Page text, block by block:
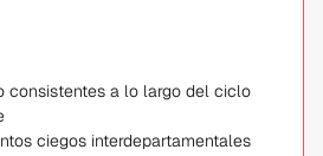
consistentes a lo largo del ciclo
ciegos interdepartamentales